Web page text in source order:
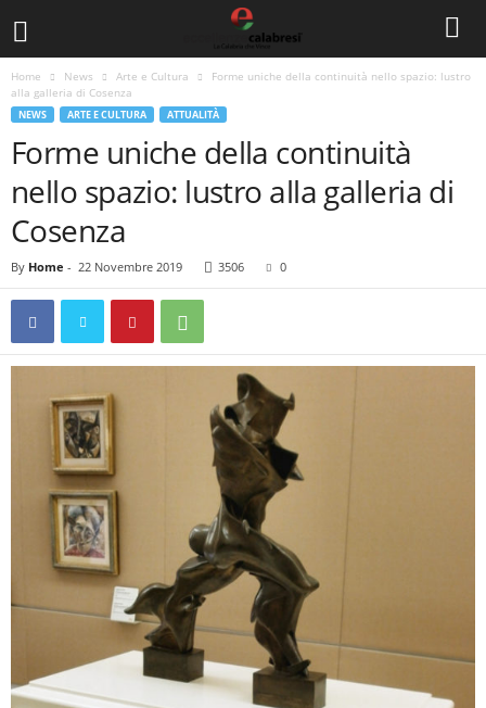
Home News Arte e Cultura
Forme uniche della continuità nello spazio: lustro
alla galleria di Cosenza
NEWS ARTE E CULTURA ATTUALITÀ
Forme uniche della continuità
nello spazio: lustro alla galleria di
Cosenza
By Home - 22 Novembre 2019 3506 0